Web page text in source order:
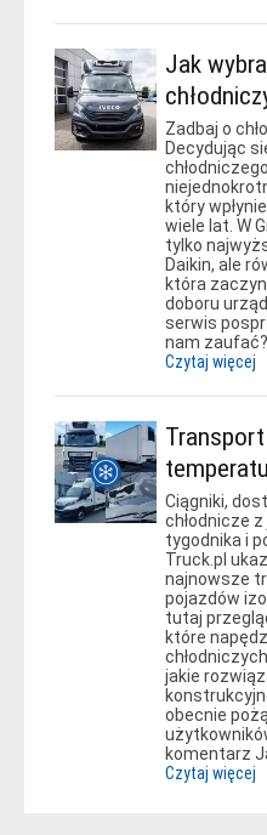
Jak
Zadbaj o
Decydując
który
wiele lat. W
tylko
Daikin, ale
która
doboru
serwis
nam
Czytaj więcej
Ciągniki,
chłodnicze
tygodnika i
Truck.pl
najnowsze
pojazdów
tutaj
które
jakie
obecnie
komentarz
Czytaj więcej